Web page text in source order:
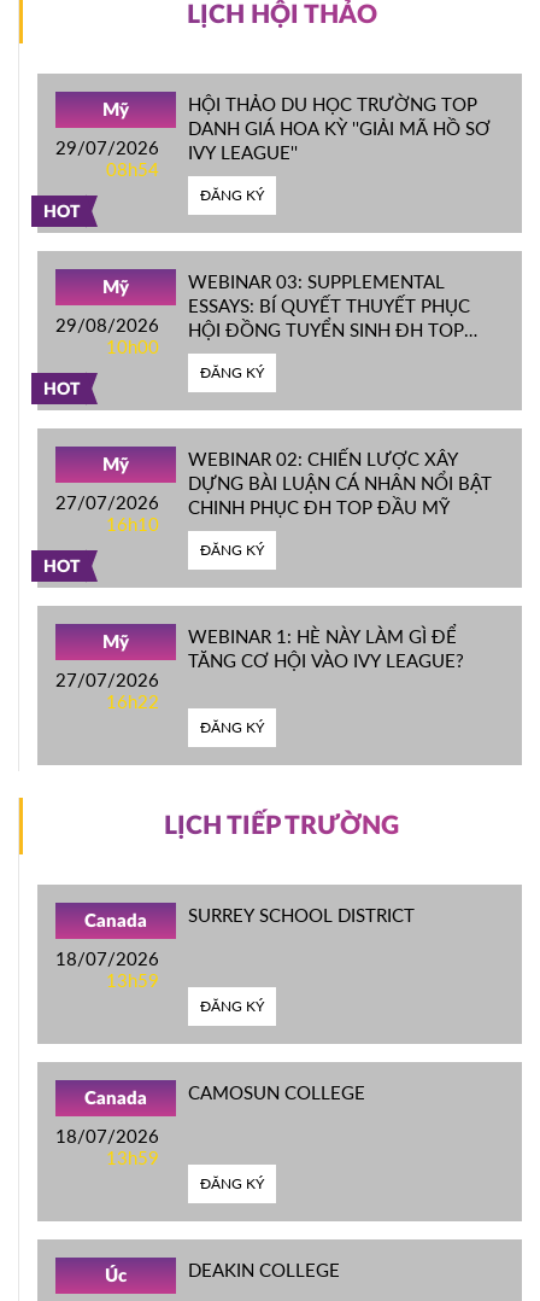
LỊCH HỘI THẢO
HOT
Mỹ
29/07/2026
08h54
HỘI THẢO DU HỌC TRƯỜNG TOP
DANH GIÁ HOA KỲ ''GIẢI MÃ HỒ SƠ
IVY LEAGUE''
ĐĂNG KÝ
HOT
Mỹ
29/08/2026
10h00
WEBINAR 03: SUPPLEMENTAL
ESSAYS: BÍ QUYẾT THUYẾT PHỤC
HỘI ĐỒNG TUYỂN SINH ĐH TOP
ĐẦU MỸ
ĐĂNG KÝ
HOT
Mỹ
27/07/2026
16h10
WEBINAR 02: CHIẾN LƯỢC XÂY
DỰNG BÀI LUẬN CÁ NHÂN NỔI BẬT
CHINH PHỤC ĐH TOP ĐẦU MỸ
ĐĂNG KÝ
Mỹ
27/07/2026
16h22
WEBINAR 1: HÈ NÀY LÀM GÌ ĐỂ
TĂNG CƠ HỘI VÀO IVY LEAGUE?
ĐĂNG KÝ
LỊCH TIẾP TRƯỜNG
Canada
18/07/2026
13h59
SURREY SCHOOL DISTRICT
ĐĂNG KÝ
Canada
18/07/2026
13h59
CAMOSUN COLLEGE
ĐĂNG KÝ
Úc DEAKIN COLLEGE